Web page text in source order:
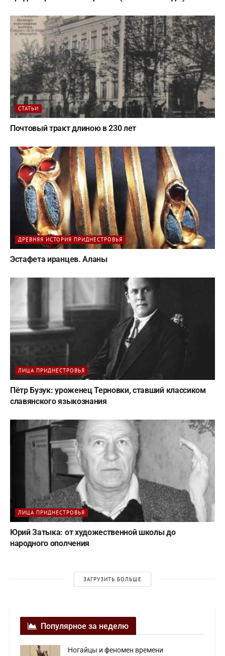
СТАТЬИ
Почтовый тракт длиною в 230 лет
ДРЕВНЯЯ ИСТОРИЯ ПРИДНЕСТРОВЬЯ
Эстафета иранцев. Аланы
ЛИЦА ПРИДНЕСТРОВЬЯ
Пётр Бузук: уроженец Терновки, ставший классиком
славянского языкознания
ЛИЦА ПРИДНЕСТРОВЬЯ
Юрий Затыка: от художественной школы до
народного ополчения
ЗАГРУЗИТЬ БОЛЬШЕ
Популярное за неделю
Ногайцы и феномен времени